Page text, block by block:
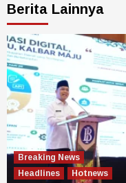
Berita Lainnya
Breaking News
Headlines
Hotnews